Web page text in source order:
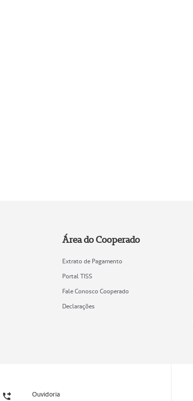
Área do Cooperado
Extrato de Pagamento
Portal TISS
Fale Conosco Cooperado
Declarações
Ouvidoria